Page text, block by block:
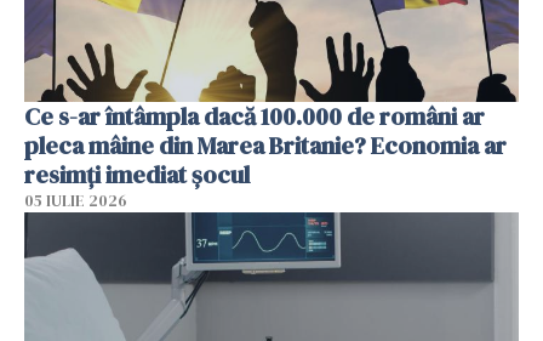
Ce s-ar întâmpla dacă 100.000 de români ar
pleca mâine din Marea Britanie? Economia ar
resimți imediat șocul
05 IULIE 2026